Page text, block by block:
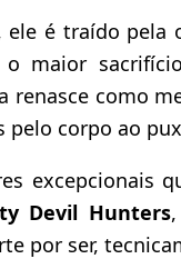
ele é traído pela
o maior
renasce como
pelo corpo ao
excepcionais
Devil Hunters
por ser,